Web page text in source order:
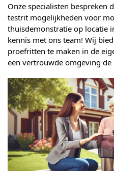
Onze specialisten bespreken
testrit mogelijkheden voor
thuisdemonstratie op locatie
kennis met ons team! Wij
proefritten te maken in de
een vertrouwde omgeving de